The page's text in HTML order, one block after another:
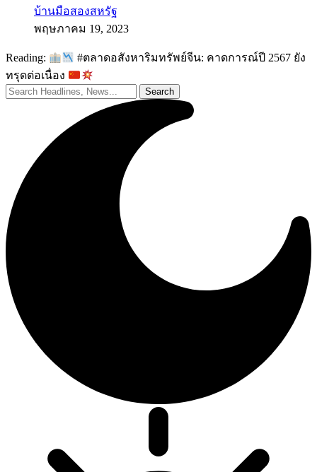
บ้านมือสองสหรัฐ
พฤษภาคม 19, 2023
Reading:
#ตลาดอสังหาริมทรัพย์จีน: คาดการณ์ปี 2567 ยัง
ทรุดต่อเนื่อง